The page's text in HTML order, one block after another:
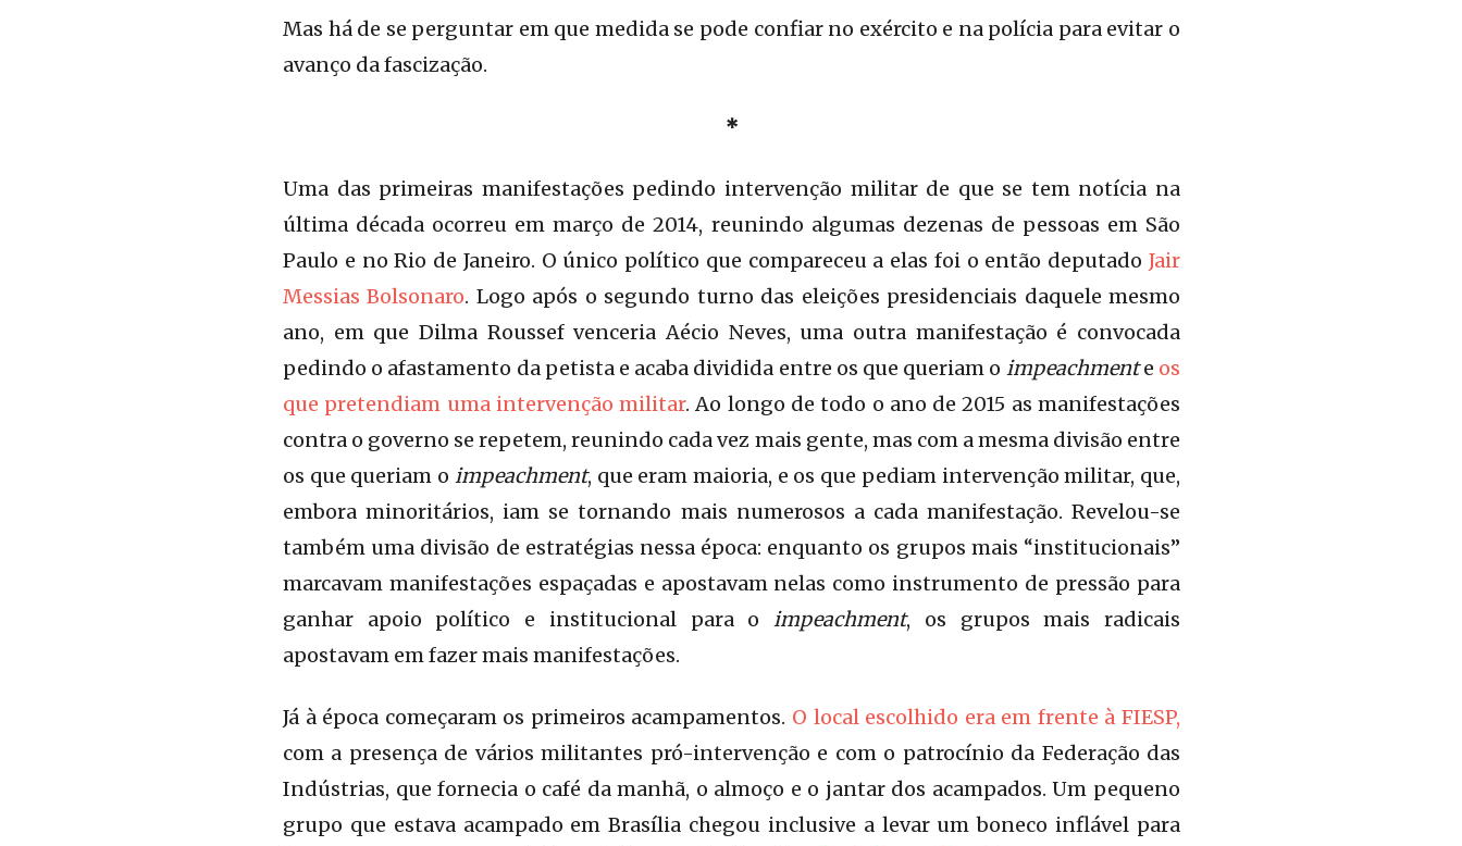
Mas há de se perguntar em que medida se pode confiar no exército e na polícia para evitar o
avanço da fascização.
*
Uma das primeiras manifestações pedindo intervenção militar de que se tem notícia na
última década ocorreu em março de 2014, reunindo algumas dezenas de pessoas em São
Paulo e no Rio de Janeiro. O único político que compareceu a elas foi o então deputado Jair
Messias Bolsonaro. Logo após o segundo turno das eleições presidenciais daquele mesmo
ano, em que Dilma Roussef venceria Aécio Neves, uma outra manifestação é convocada
pedindo o afastamento da petista e acaba dividida entre os que queriam o impeachmente os
que pretendiam uma intervenção militar. Ao longo de todo o ano de 2015 as manifestações
contra o governo se repetem, reunindo cada vez mais gente, mas com a mesma divisão entre
os que queriam o impeachment, que eram maioria, e os que pediam intervenção militar, que,
embora minoritários, iam se tornando mais numerosos a cada manifestação. Revelou-se
também uma divisão de estratégias nessa época: enquanto os grupos mais “institucionais”
marcavam manifestações espaçadas e apostavam nelas como instrumento de pressão para
ganhar apoio político e institucional para oimpeachment, os grupos mais radicais
apostavam em fazer mais manifestações.
Já à época começaram os primeiros acampamentos. O local escolhido era em frente à FIESP,
com a presença de vários militantes pró-intervenção e com o patrocínio da Federação das
Indústrias, que fornecia o café da manhã, o almoço e o jantar dos acampados. Um pequeno
grupo que estava acampado em Brasília chegou inclusive a levar um boneco inflável para